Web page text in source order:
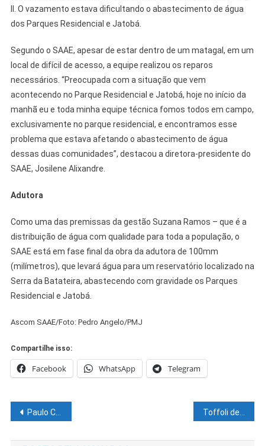
ll. O vazamento estava dificultando o abastecimento de água
dos Parques Residencial e Jatobá.
Segundo o SAAE, apesar de estar dentro de um matagal, em um
local de difícil de acesso, a equipe realizou os reparos
necessários. “Preocupada com a situação que vem
acontecendo no Parque Residencial e Jatobá, hoje no início da
manhã eu e toda minha equipe técnica fomos todos em campo,
exclusivamente no parque residencial, e encontramos esse
problema que estava afetando o abastecimento de água
dessas duas comunidades”, destacou a diretora-presidente do
SAAE, Josilene Alixandre.
Adutora
Como uma das premissas da gestão Suzana Ramos – que é a
distribuição de água com qualidade para toda a população, o
SAAE está em fase final da obra da adutora de 100mm
(milímetros), que levará água para um reservatório localizado na
Serra da Batateira, abastecendo com gravidade os Parques
Residencial e Jatobá.
Ascom SAAE/Foto: Pedro Angelo/PMJ
Compartilhe isso:
Facebook WhatsApp Telegram
Navegação
de
Paulo Câmara anuncia reajuste para servidores estaduais Toffoli decide que juízes e procuradores não podem ser enquadrados em prevaricação por atos no exercício da função